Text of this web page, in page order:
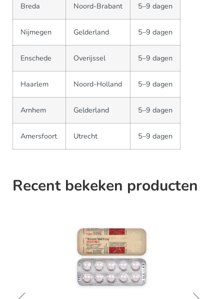
Breda Noord-Brabant 5–9 dagen
Nijmegen Gelderland 5–9 dagen
Enschede Overijssel 5–9 dagen
Haarlem Noord-Holland 5–9 dagen
Arnhem Gelderland 5–9 dagen
Amersfoort Utrecht 5–9 dagen
Recent bekeken producten